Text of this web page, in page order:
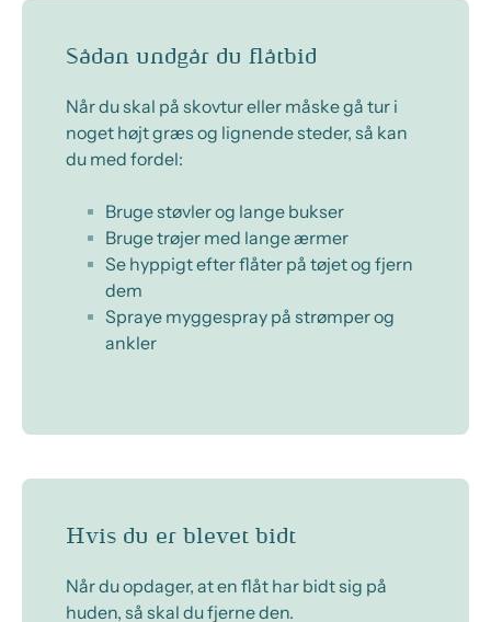
Sådan undgår du flåtbid
Når du skal på skovtur eller måske gå tur i
noget højt græs og lignende steder, så kan
du med fordel:
Bruge støvler og lange bukser
Bruge trøjer med lange ærmer
Se hyppigt efter flåter på tøjet og fjern
dem
Spraye myggespray på strømper og
ankler
Hvis du er blevet bidt
Når du opdager, at en flåt har bidt sig på
huden, så skal du fjerne den.